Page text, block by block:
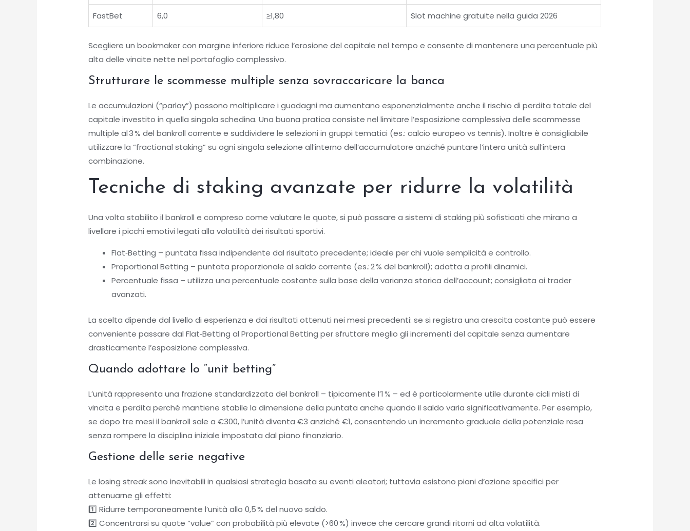
FastBet 6,0 ≥1,80 Slot machine gratuite nella guida 2026
Scegliere un bookmaker con margine inferiore riduce l’erosione del capitale nel tempo e consente di mantenere una percentuale più
alta delle vincite nette nel portafoglio complessivo.
Strutturare le scommesse multiple senza sovraccaricare la banca
Le accumulazioni (“parlay”) possono moltiplicare i guadagni ma aumentano esponenzialmente anche il rischio di perdita totale del
capitale investito in quella singola schedina. Una buona pratica consiste nel limitare l’esposizione complessiva delle scommesse
multiple al 3 % del bankroll corrente e suddividere le selezioni in gruppi tematici (es.: calcio europeo vs tennis). Inoltre è consigliabile
utilizzare la “fractional staking” su ogni singola selezione all’interno dell’accumulatore anziché puntare l’intera unità sull’intera
combinazione.
Tecniche di staking avanzate per ridurre la volatilità
Una volta stabilito il bankroll e compreso come valutare le quote, si può passare a sistemi di staking più sofisticati che mirano a
livellare i picchi emotivi legati alla volatilità dei risultati sportivi.
Flat‑Betting – puntata fissa indipendente dal risultato precedente; ideale per chi vuole semplicità e controllo.
Proportional Betting – puntata proporzionale al saldo corrente (es.: 2 % del bankroll); adatta a profili dinamici.
Percentuale fissa – utilizza una percentuale costante sulla base della varianza storica dell’account; consigliata ai trader
avanzati.
La scelta dipende dal livello di esperienza e dai risultati ottenuti nei mesi precedenti: se si registra una crescita costante può essere
conveniente passare dal Flat‑Betting al Proportional Betting per sfruttare meglio gli incrementi del capitale senza aumentare
drasticamente l’esposizione complessiva.
Quando adottare lo “unit betting”
L’unità rappresenta una frazione standardizzata del bankroll – tipicamente l’1 % – ed è particolarmente utile durante cicli misti di
vincita e perdita perché mantiene stabile la dimensione della puntata anche quando il saldo varia significativamente. Per esempio,
se dopo tre mesi il bankroll sale a €300, l’unità diventa €3 anziché €1, consentendo un incremento graduale della potenziale resa
senza rompere la disciplina iniziale impostata dal piano finanziario.
Gestione delle serie negative
Le losing streak sono inevitabili in qualsiasi strategia basata su eventi aleatori; tuttavia esistono piani d’azione specifici per
attenuarne gli effetti:
1️⃣ Ridurre temporaneamente l’unità allo 0,5 % del nuovo saldo.
2️⃣ Concentrarsi su quote “value” con probabilità più elevate (>60 %) invece che cercare grandi ritorni ad alta volatilità.